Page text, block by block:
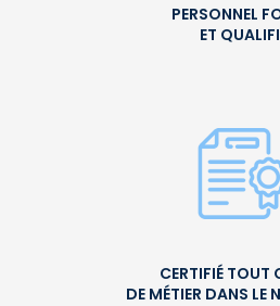
PERSONNEL
ET
CERTIFIÉ TOUT
DE MÉTIER DANS LE